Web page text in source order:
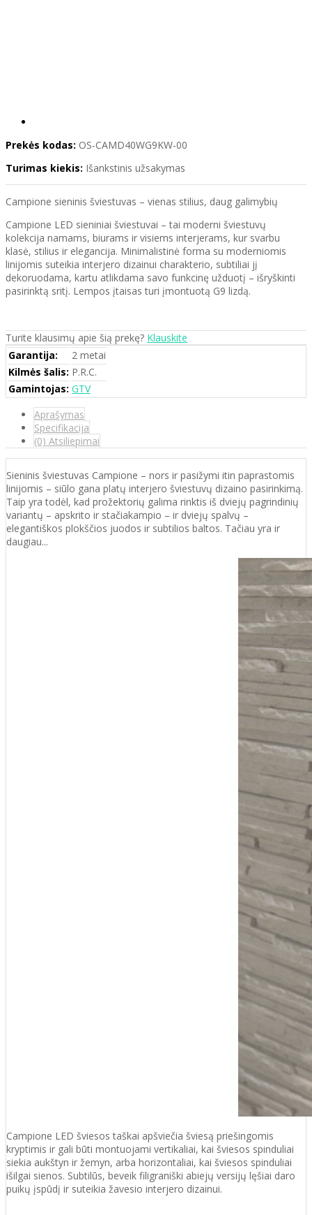
Prekės kodas: OS-CAMD40WG9KW-00
Turimas kiekis: Išankstinis užsakymas
Campione sieninis šviestuvas – vienas stilius, daug galimybių
Campione LED sieniniai šviestuvai – tai moderni šviestuvų
kolekcija namams, biurams ir visiems interjerams, kur svarbu
klasė, stilius ir elegancija. Minimalistinė forma su moderniomis
linijomis suteikia interjero dizainui charakterio, subtiliai jį
dekoruodama, kartu atlikdama savo funkcinę užduotį – išryškinti
pasirinktą sritį. Lempos įtaisas turi įmontuotą G9 lizdą.
Turite klausimų apie šią prekę? Klauskite
Garantija:
2 metai
Kilmės šalis: P.R.C.
Gamintojas: GTV
Aprašymas
Specifikacija
(0) Atsiliepimai
Sieninis šviestuvas Campione – nors ir pasižymi itin paprastomis
linijomis – siūlo gana platų interjero šviestuvų dizaino pasirinkimą.
Taip yra todėl, kad prožektorių galima rinktis iš dviejų pagrindinių
variantų – apskrito ir stačiakampio – ir dviejų spalvų –
elegantiškos plokščios juodos ir subtilios baltos. Tačiau yra ir
daugiau...
Campione LED šviesos taškai apšviečia šviesą priešingomis
kryptimis ir gali būti montuojami vertikaliai, kai šviesos spinduliai
siekia aukštyn ir žemyn, arba horizontaliai, kai šviesos spinduliai
išilgai sienos. Subtilūs, beveik filigraniški abiejų versijų lęšiai daro
puikų įspūdį ir suteikia žavesio interjero dizainui.